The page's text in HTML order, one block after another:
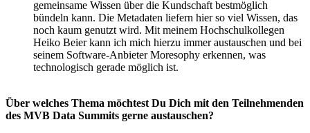
gemeinsame Wissen über die Kundschaft bestmöglich
bündeln kann. Die Metadaten liefern hier so viel Wissen, das
noch kaum genutzt wird. Mit meinem Hochschulkollegen
Heiko Beier kann ich mich hierzu immer austauschen und bei
seinem Software-Anbieter Moresophy erkennen, was
technologisch gerade möglich ist.
Über welches Thema möchtest Du Dich mit den Teilnehmenden
des MVB Data Summits gerne austauschen?